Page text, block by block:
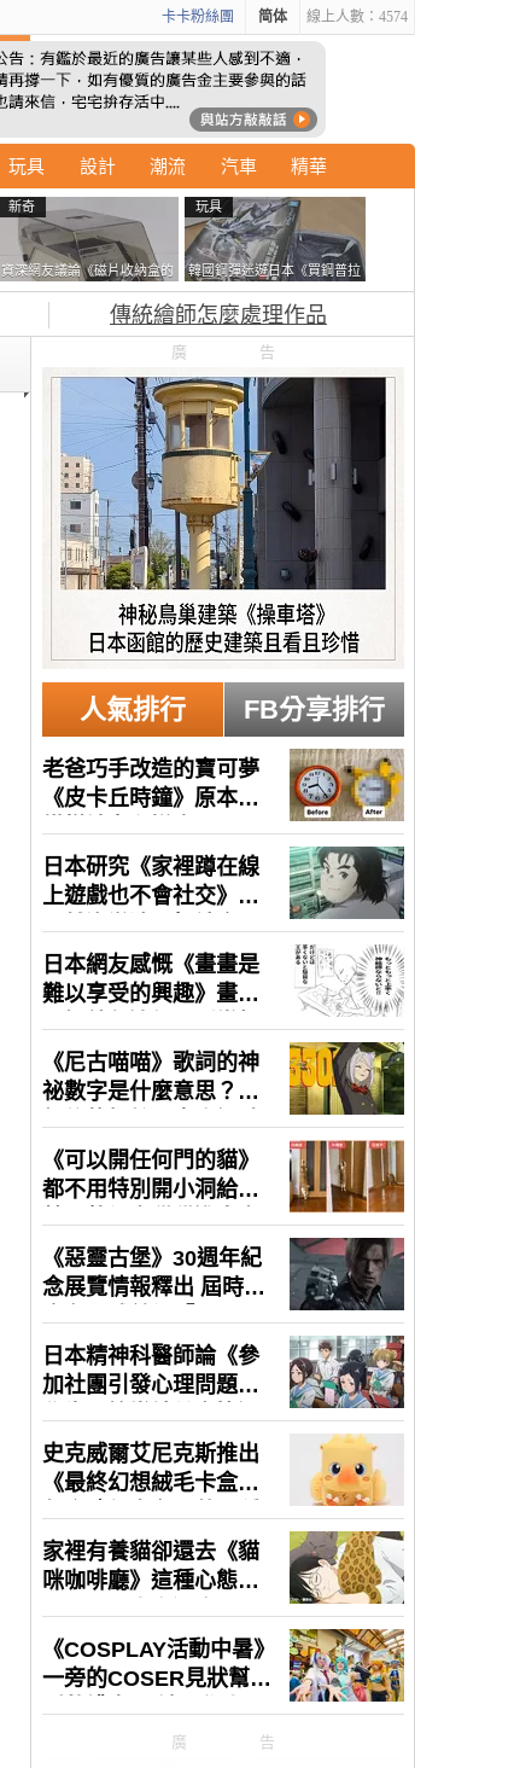
線上人數：4574
简体
卡卡粉絲團
玩具 設計 潮流 汽車 精華
新奇
資深網友議論《磁片收納盒的
鎖有什麼用》想偷的話整盒拿
玩具
韓國鋼彈迷遊日本《買鋼普拉
塞不進行李箱》網友們集思廣
益提供解方了……
傳統繪師怎麼處理作品
廣告
人氣排行 FB分享排行
廣告